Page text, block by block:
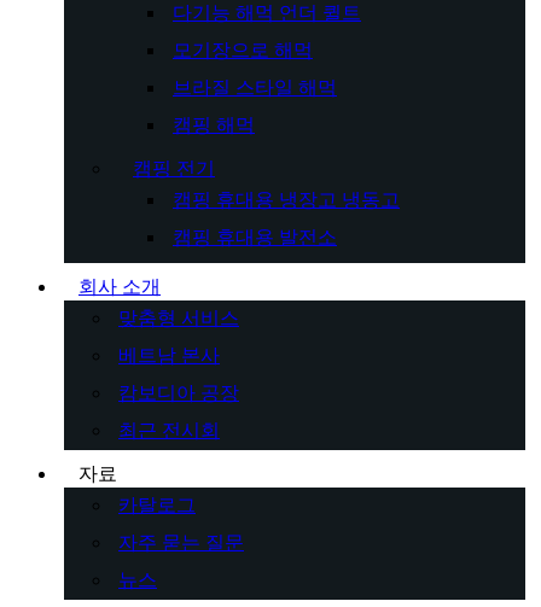
다기능 해먹 언더 퀼트
모기장으로 해먹
브라질 스타일 해먹
캠핑 해먹
캠핑 전기
캠핑 휴대용 냉장고 냉동고
캠핑 휴대용 발전소
회사 소개
맞춤형 서비스
베트남 본사
캄보디아 공장
최근 전시회
자료
카탈로그
자주 묻는 질문
뉴스